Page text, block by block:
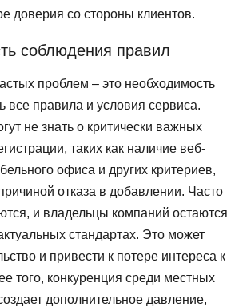
доверия со стороны клиентов.
соблюдения правил
проблем – это необходимость
все правила и условия сервиса.
не знать о критически важных
таких как наличие веб-
офиса и других критериев,
отказа в добавлении. Часто
и владельцы компаний остаются
стандартах. Это может
и привести к потере интереса к
того, конкуренция среди местных
дополнительное давление,